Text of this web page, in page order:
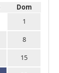
Dom
1
8
15